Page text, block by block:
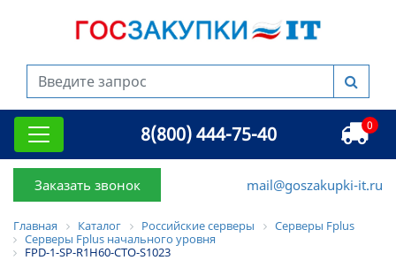
8(800) 444-75-40 0
Заказать звонок mail@goszakupki-it.ru
Главная Каталог Российские серверы
Серверы Fplus
Серверы Fplus начального уровня
FPD-1-SP-R1H60-CTO-S1023